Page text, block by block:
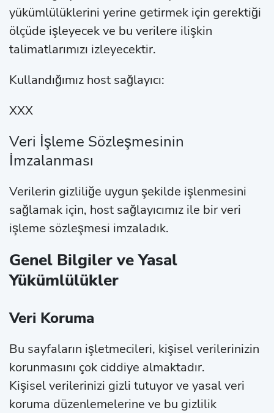
yükümlülüklerini yerine getirmek için gerektiği
ölçüde işleyecek ve bu verilere ilişkin
talimatlarımızı izleyecektir.
Kullandığımız host sağlayıcı:
XXX
Veri İşleme Sözleşmesinin
İmzalanması
Verilerin gizliliğe uygun şekilde işlenmesini
sağlamak için, host sağlayıcımız ile bir veri
işleme sözleşmesi imzaladık.
Genel Bilgiler ve Yasal
Yükümlülükler
Veri Koruma
Bu sayfaların işletmecileri, kişisel verilerinizin
korunmasını çok ciddiye almaktadır.
Kişisel verilerinizi gizli tutuyor ve yasal veri
koruma düzenlemelerine ve bu gizlilik